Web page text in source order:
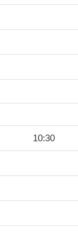
10:30